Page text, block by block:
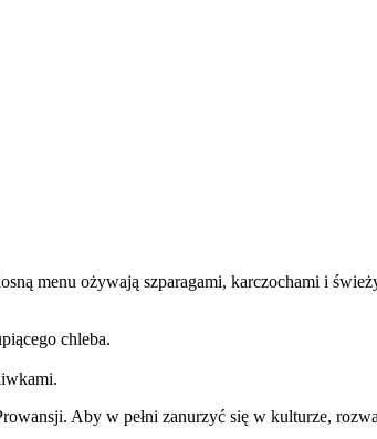
menu ożywają szparagami, karczochami i
chleba.
Aby w pełni zanurzyć się w kulturze,